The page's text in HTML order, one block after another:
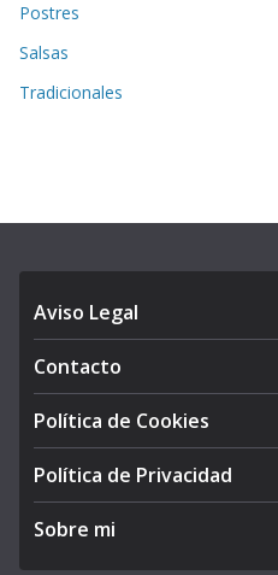
Postres
Salsas
Tradicionales
Aviso Legal
Contacto
Política de Cookies
Política de Privacidad
Sobre mi